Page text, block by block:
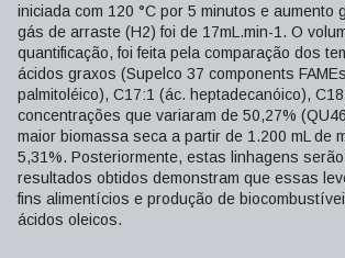
iniciada com 120 °C por 5 minutos e aumento
gás de arraste (H2) foi de 17mL.min-1. O
quantificação, foi feita pela comparação dos
ácidos graxos (Supelco 37 components
palmitoléico), C17:1 (ác. heptadecanóico),
concentrações que variaram de 50,27%
maior biomassa seca a partir de 1.200 mL de
5,31%. Posteriormente, estas linhagens
resultados obtidos demonstram que essas
fins alimentícios e produção de
ácidos oleicos.